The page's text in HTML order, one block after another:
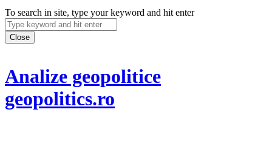
To search in site, type your keyword and hit enter
Close
Analize geopolitice
geopolitics.ro